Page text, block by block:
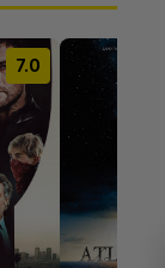
7.0